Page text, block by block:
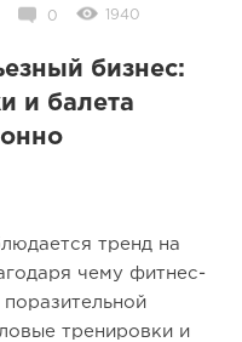
0 1940
бизнес:
и балета
тренд на
чему фитнес-
тренировки и